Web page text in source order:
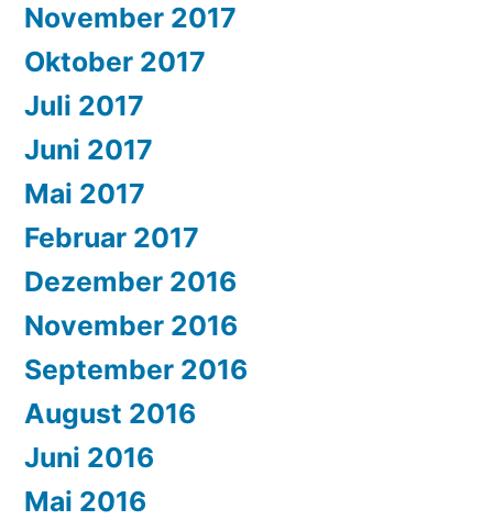
November 2017
Oktober 2017
Juli 2017
Juni 2017
Mai 2017
Februar 2017
Dezember 2016
November 2016
September 2016
August 2016
Juni 2016
Mai 2016